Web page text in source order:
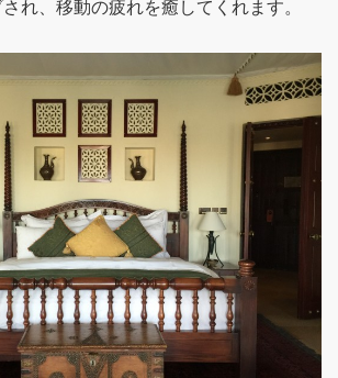
れ、移動の疲れを癒してくれます。